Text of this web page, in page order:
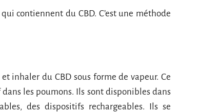
contiennent du CBD. C’est une méthode
inhaler du CBD sous forme de vapeur. Ce
les poumons. Ils sont disponibles dans
des dispositifs rechargeables. Ils se